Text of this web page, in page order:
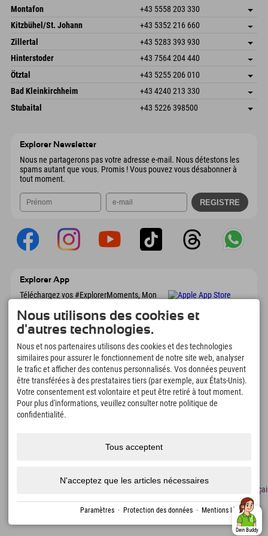
Montafon +43 5558 203 330
Dorfstr. 127b
6793 Gaschurn/Montafon
Autriche
Enregistrer l'adresse
Réservation
Kitzbühel/St. Johann +43 5352 216 660
Speckbacherstraße 87
6380 St. Johann in Tirol
Autriche
Enregistrer l'adresse
Informations d'arrivée
Réservation
Zillertal +43 5283 393 930
Schmiedau 2
Autriche
Enregistrer l'adresse
Réservation
Hinterstoder +43 7564 204 440
Freizeitpark 10
4573 Hinterstoder
Autriche
Enregistrer l'adresse
Informations d'arrivée
Réservation
Ötztal +43 5255 206 010
Gscheat 14
Autriche
Enregistrer l'adresse
Réservation
Bad Kleinkirchheim +43 4240 213 330
Dorfstraße 24
9546 Bad Kleinkirchheim
Enregistrer l'adresse
Informations d'arrivée
Stubaital +43 5226 398500
Explorer Newsletter
Nous ne partagerons pas votre adresse e-mail. Nous détestons les
spams autant que vous. Promis ! Vous pouvez vous désabonner à
tout moment.
Explorer App
Téléchargez vos #ExplorerMoments, Mon
réservations, liste de choses à faire, aperçu
des restaurants et bien plus encore.
Téléchargez-le maintenant !
L'heure des moments d'exploration
166
Lacs de montagne et
piscines d'aventure
4.634km
Pistes de ski et de
snowboard
8.991
légales
des
de
durabilité
Dein Buddy
Nous utilisons des cookies et
d'autres technologies.
Nous et nos partenaires utilisons des cookies et des technologies
similaires pour assurer le fonctionnement de notre site web, analyser
le trafic et afficher des contenus personnalisés. Vos données peuvent
être transférées à des prestataires tiers (par exemple, aux États-Unis).
Votre consentement est volontaire et peut être retiré à tout moment.
Pour plus d'informations, veuillez consulter notre politique de
confidentialité.
Tous acceptent
N'acceptez que les articles nécessaires
Paramètres · Protection des données · Mentions légales